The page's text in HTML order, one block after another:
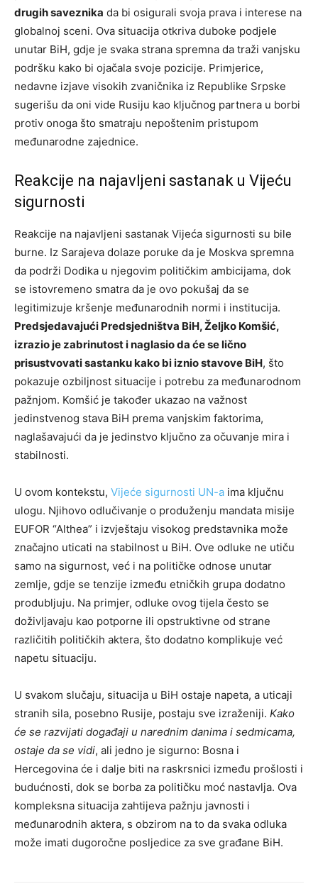
drugih saveznika da bi osigurali svoja prava i interese na
globalnoj sceni. Ova situacija otkriva duboke podjele
unutar BiH, gdje je svaka strana spremna da traži vanjsku
podršku kako bi ojačala svoje pozicije. Primjerice,
nedavne izjave visokih zvaničnika iz Republike Srpske
sugerišu da oni vide Rusiju kao ključnog partnera u borbi
protiv onoga što smatraju nepoštenim pristupom
međunarodne zajednice.
Reakcije na najavljeni sastanak u Vijeću
sigurnosti
Reakcije na najavljeni sastanak Vijeća sigurnosti su bile
burne. Iz Sarajeva dolaze poruke da je Moskva spremna
da podrži Dodika u njegovim političkim ambicijama, dok
se istovremeno smatra da je ovo pokušaj da se
legitimizuje kršenje međunarodnih normi i institucija.
Predsjedavajući Predsjedništva BiH, Željko Komšić,
izrazio je zabrinutost i naglasio da će se lično
prisustvovati sastanku kako bi iznio stavove BiH, što
pokazuje ozbiljnost situacije i potrebu za međunarodnom
pažnjom. Komšić je također ukazao na važnost
jedinstvenog stava BiH prema vanjskim faktorima,
naglašavajući da je jedinstvo ključno za očuvanje mira i
stabilnosti.
U ovom kontekstu, Vijeće sigurnosti UN-a ima ključnu
ulogu. Njihovo odlučivanje o produženju mandata misije
EUFOR “Althea” i izvještaju visokog predstavnika može
značajno uticati na stabilnost u BiH. Ove odluke ne utiču
samo na sigurnost, već i na političke odnose unutar
zemlje, gdje se tenzije između etničkih grupa dodatno
produbljuju. Na primjer, odluke ovog tijela često se
doživljavaju kao potporne ili opstruktivne od strane
različitih političkih aktera, što dodatno komplikuje već
napetu situaciju.
U svakom slučaju, situacija u BiH ostaje napeta, a uticaji
stranih sila, posebno Rusije, postaju sve izraženiji. Kako
će se razvijati događaji u narednim danima i sedmicama,
ostaje da se vidi, ali jedno je sigurno: Bosna i
Hercegovina će i dalje biti na raskrsnici između prošlosti i
budućnosti, dok se borba za političku moć nastavlja. Ova
kompleksna situacija zahtijeva pažnju javnosti i
međunarodnih aktera, s obzirom na to da svaka odluka
može imati dugoročne posljedice za sve građane BiH.